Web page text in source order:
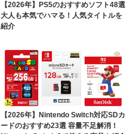
【2026年】PS5のおすすめソフト48選
大人も本気でハマる！人気タイトルを
紹介
【2026年】Nintendo Switch対応SDカ
ードのおすすめ23選 容量不足解消！